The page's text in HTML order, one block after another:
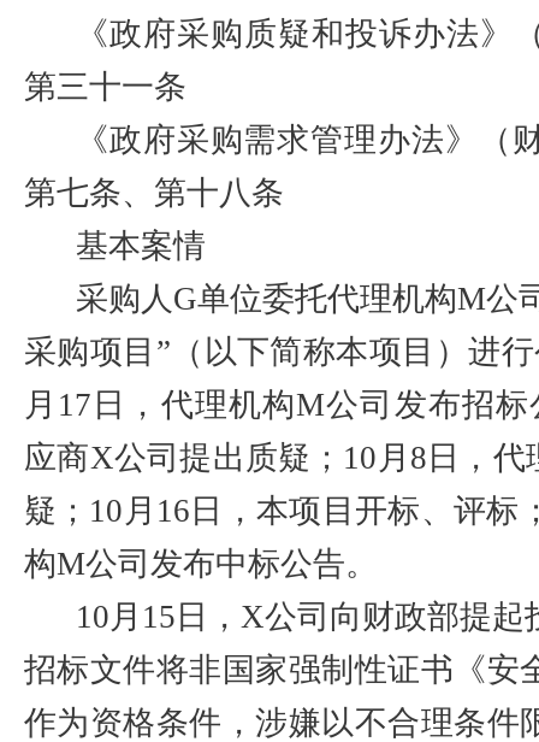
《政府采购质疑和投诉办法》
第三十一条
《政府采购需求管理办法》（
第七条、第十八条
基本案情
采购人G单位委托代理机构M公
采购项目”（以下简称本项目）进
月 17 日，代理机构M公司发布招标
应商X公司提出质疑； 10 月 8 日，代
疑； 10 月 16 日，本项目开标、评标
构M公司发布中标公告。
10月 15 日， X公司向财政部提起
招标文件将非国家强制性证书《安
作为资格条件，涉嫌以不合理条件